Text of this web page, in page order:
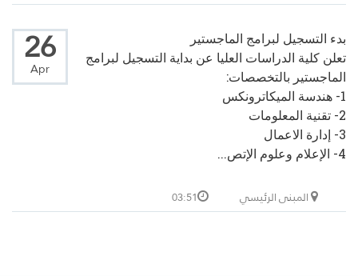
26
Apr
بدء التسجيل لبرامج الماجستير
تعلن كلية الدراسات العليا عن بداية التسجيل لبرامج
الماجستير بالتخصصات:
1- هندسة الميكاترونكس
2- تقنية المعلومات
3- إدارة الاعمال
4- الإعلام وعلوم الإتص...
المبنى الرئيسي 03:51